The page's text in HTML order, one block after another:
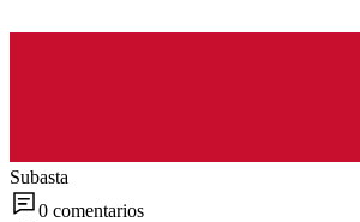
Subasta
0 comentarios